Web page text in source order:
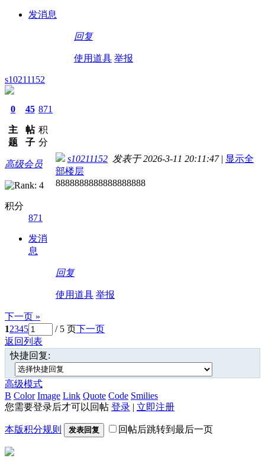
发消息
回复
使用道具 举报
s10211152
0
主
题
45
帖
子
871
积
分
高级会员
积分
871
发消
息
s10211152 发表于 2026-3-11 20:11:47 | 显示全
部楼层
8888888888888888888
回复
使用道具 举报
下一页 »
12345 / 5 页下一页
返回列表
快捷回复:
高级模式
B Color Image Link Quote Code Smilies
您需要登录后才可以回帖 登录 | 立即注册
本版积分规则 发表回复 回帖后跳转到最后一页